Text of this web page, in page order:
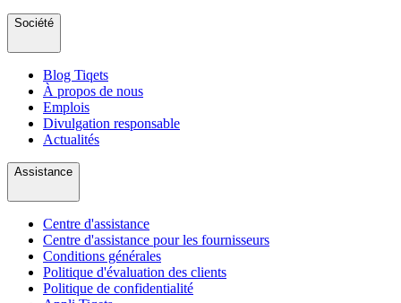
Société
Blog Tiqets
À propos de nous
Emplois
Divulgation responsable
Actualités
Assistance
Centre d'assistance
Centre d'assistance pour les fournisseurs
Conditions générales
Politique d'évaluation des clients
Politique de confidentialité